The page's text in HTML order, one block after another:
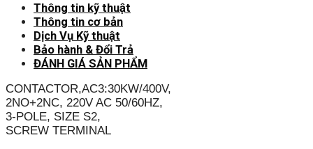
Thông tin kỹ thuật
Thông tin cơ bản
Dịch Vụ Kỹ thuật
Bảo hành & Đổi Trả
ĐÁNH GIÁ SẢN PHẨM
CONTACTOR,AC3:30KW/400V,
2NO+2NC, 220V AC 50/60HZ,
3-POLE, SIZE S2,
SCREW TERMINAL